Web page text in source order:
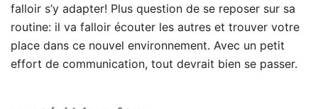
falloir s’y adapter! Plus question de se reposer sur sa
routine: il va falloir écouter les autres et trouver votre
place dans ce nouvel environnement. Avec un petit
effort de communication, tout devrait bien se passer.